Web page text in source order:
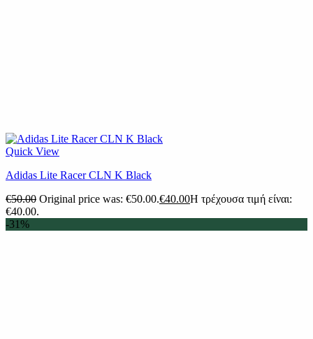
Quick View
Adidas Lite Racer CLN K Black
€50.00 Original price was: €50.00.€40.00Η τρέχουσα τιμή είναι:
€40.00.
-31%